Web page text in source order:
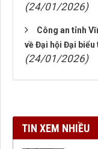
(24/01/2026)
Công an tỉnh
về Đại hội Đại biểu
(24/01/2026)
TIN XEM NHIỀU